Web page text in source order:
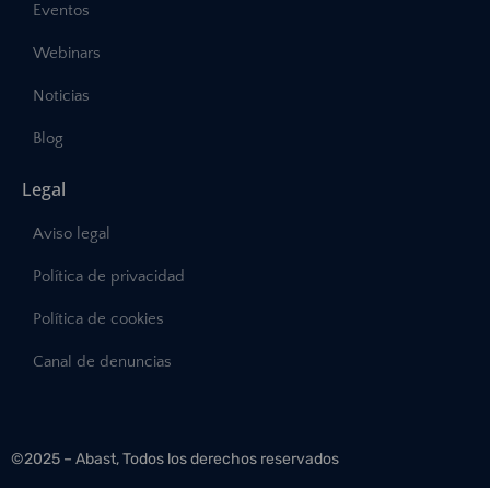
Eventos
Webinars
Noticias
Blog
Legal
Aviso legal
Política de privacidad
Política de cookies
Canal de denuncias
©2025 – Abast, Todos los derechos reservados